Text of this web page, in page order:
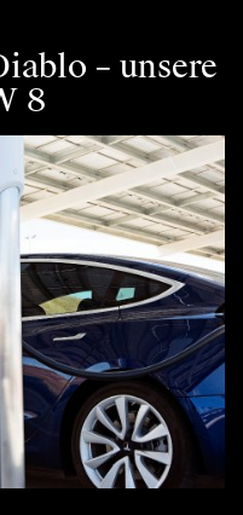
– unsere
8